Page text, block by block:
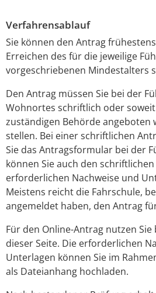
Verfahrensablauf
Sie können den Antrag
Erreichen des für die jeweilige
vorgeschriebenen Mindestalters
Den Antrag müssen Sie bei der
Wohnortes schriftlich oder
zuständigen Behörde angeboten
stellen. Bei einer schriftlichen
Sie das Antragsformular bei der
können Sie auch den
erforderlichen Nachweise und
Meistens reicht die Fahrschule,
angemeldet haben, den Antrag
Für den Online-Antrag nutzen
dieser Seite. Die erforderlichen
Unterlagen können Sie im
als Dateianhang hochladen.